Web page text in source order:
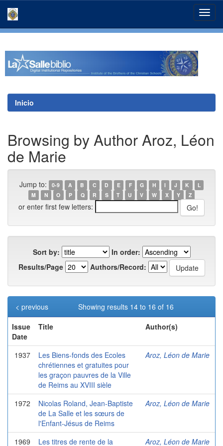
Inicio
Browsing by Author Aroz, Léon
de Marie
Jump to: 0-9 A B C D E F G H I J K
L
M
N O P Q R S T U V W X Y Z
or enter first few letters:
Sort by:
In order:
Results/Page
Authors/Record:
Showing results 14 to 16 of 16
< previous
Issue
Date
Title Author(s)
1937
Les Biens-fonds des Ecoles
chrétiennes et gratuites pour
les graçon pauvres de la Ville
de Reims au XVIII sièle
Aroz, Léon de Marie
1972
Nicolas Roland, Jean-Baptiste
de La Salle et les sœurs de
l'Enfant-Jésus de Reims
Aroz, Léon de Marie
1969 Les titres de rente de la Aroz, Léon de Marie